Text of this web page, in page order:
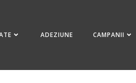
ADEZIUNE CAMPANII